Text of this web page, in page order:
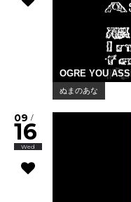
OGRE YOU
ぬまのあな
09 /
16
Wed